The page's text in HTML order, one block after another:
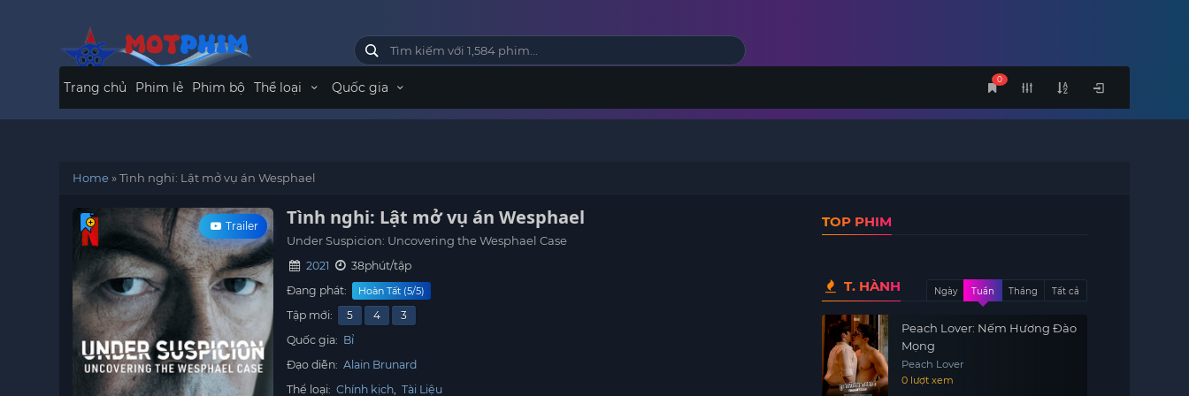
0
Trang chủ Phim lẻ Phim bộ Thể loại Quốc gia
Home»Tình nghi: Lật mở vụ án Wesphael
Trailer Tình nghi: Lật mở vụ án Wesphael
Under Suspicion: Uncovering the Wesphael Case
2021
38phút/tập
Đang phát:
Hoàn Tất (5/5)
Tập mới: 5 4
3
Quốc gia: Bỉ
Đạo diễn: Alain Brunard
Thể loại: Chính kịch, Tài Liệu
TOP PHIM
T. HÀNH Ngày Tuần Tháng Tất cả
Peach Lover: Nếm Hương Đào
Mọng
Peach Lover
0 lượt xem